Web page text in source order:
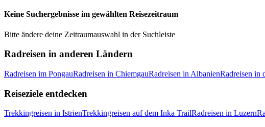
Keine Suchergebnisse im gewählten Reisezeitraum
Bitte ändere deine Zeitraumauswahl in der Suchleiste
Radreisen in anderen Ländern
Radreisen im PongauRadreisen in ChiemgauRadreisen in AlbanienRadreisen in
Reiseziele entdecken
Trekkingreisen in IstrienTrekkingreisen auf dem Inka TrailRadreisen in Luzern